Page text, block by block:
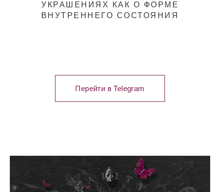
УКРАШЕНИЯХ КАК О ФОРМЕ
ВНУТРЕННЕГО СОСТОЯНИЯ
Перейти в Telegram